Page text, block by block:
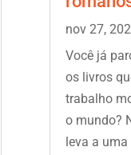
nov 27,
Você já
os livros
trabalho
o mundo?
leva a